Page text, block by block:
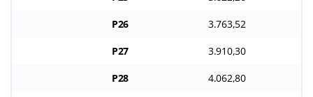
P26 3.763,52
P27 3.910,30
P28 4.062,80